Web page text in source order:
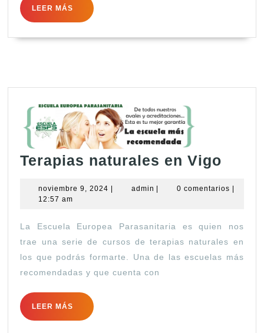
LEER MÁS
LEER
MÁS
Terapias naturales en Vigo
en
noviembre 9, 2024 noviembre
| admin admin
| 0 comentarios |
12:57 am
La Escuela Europea Parasanitaria es quien nos
trae una serie de cursos de terapias naturales en
los que podrás formarte. Una de las escuelas más
recomendadas y que cuenta con
LEER MÁS
LEER
MÁS